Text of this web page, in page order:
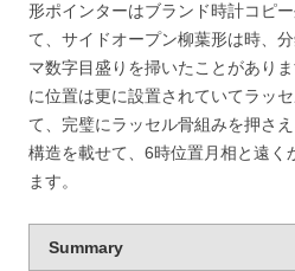
形ポインターはブランド時計コピ
て、サイドオープン柳葉形は時、
マ数字目盛りを掃いたことがあり
に位置は更に設置されていてラッ
て、完璧にラッセル骨組みを押さ
構造を載せて、6時位置月相と遠く
ます。
Summary